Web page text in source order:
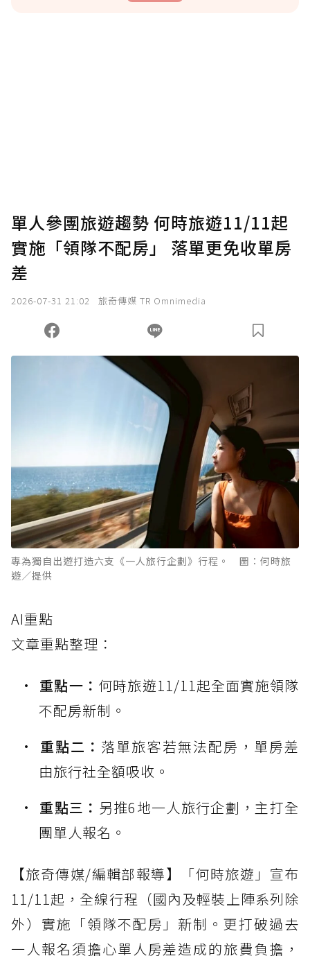
確認送出
您當前剩餘 U 利點數：0點；前往 購買點數
單人參團旅遊趨勢 何時旅遊11/11起
實施「領隊不配房」 落單更免收單房
差
2026-07-31 21:02 旅奇傳媒 TR Omnimedia
專為獨自出遊打造六支《一人旅行企劃》行程。 圖：何時旅
遊／提供
AI重點
文章重點整理：
重點一： 何時旅遊11/11起全面實施領隊
不配房新制。
重點二： 落單旅客若無法配房，單房差
由旅行社全額吸收。
重點三： 另推6地一人旅行企劃，主打全
團單人報名。
【旅奇傳媒/編輯部報導】「何時旅遊」宣布
11/11起，全線行程（國內及輕裝上陣系列除
外）實施「領隊不配房」新制。更打破過去
一人報名須擔心單人房差造成的旅費負擔，